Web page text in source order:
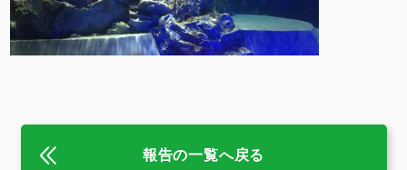
報告の一覧へ戻る